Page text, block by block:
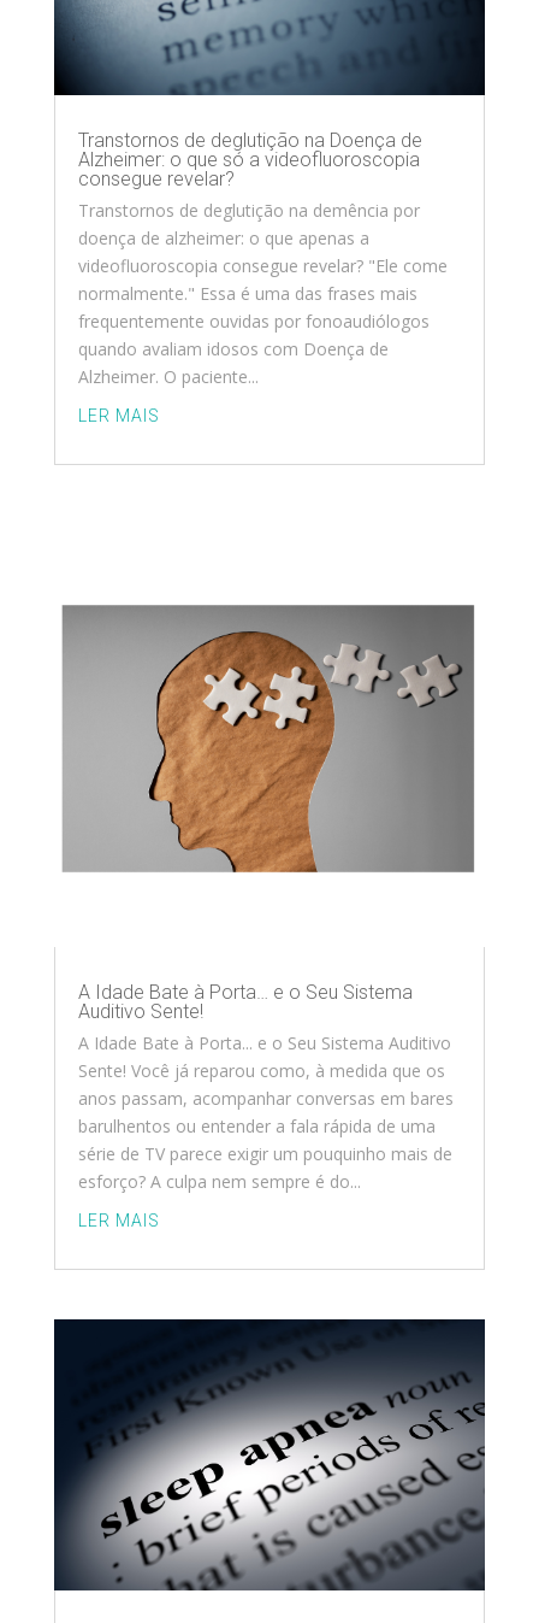
Transtornos de deglutição na Doença de
Alzheimer: o que só a videofluoroscopia
consegue revelar?
Transtornos de deglutição na demência por
doença de alzheimer: o que apenas a
videofluoroscopia consegue revelar? "Ele come
normalmente." Essa é uma das frases mais
frequentemente ouvidas por fonoaudiólogos
quando avaliam idosos com Doença de
Alzheimer. O paciente...
LER MAIS
A Idade Bate à Porta… e o Seu Sistema
Auditivo Sente!
A Idade Bate à Porta... e o Seu Sistema Auditivo
Sente! Você já reparou como, à medida que os
anos passam, acompanhar conversas em bares
barulhentos ou entender a fala rápida de uma
série de TV parece exigir um pouquinho mais de
esforço? A culpa nem sempre é do...
LER MAIS